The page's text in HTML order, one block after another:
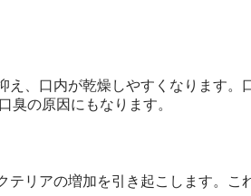
、口内が乾燥しやすくなります
臭の原因にもなります。
テリアの増加を引き起こします。こ